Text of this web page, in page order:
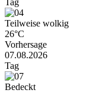
Tag
Teilweise wolkig
26°C
Vorhersage
07.08.2026
Tag
Bedeckt